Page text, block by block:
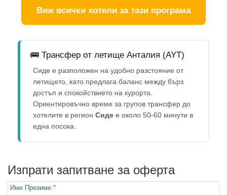
Виж всички хотели за тази програма
🚌 Трансфер от летище Анталия (AYT)
Сиде е разположен на удобно разстояние от
летището, като предлага баланс между бърз
достъп и спокойствието на курорта.
Ориентировъчно време за групов трансфер до
хотелите в регион Сиде е около 50-60 минути в
една посока.
Изпрати запитване за оферта
Име Презиме *